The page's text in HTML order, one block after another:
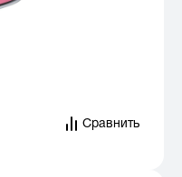
Сравнить